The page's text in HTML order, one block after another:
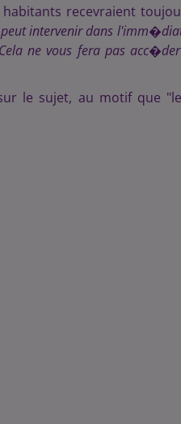
recevraient
intervenir dans
ne vous fera pas
le sujet, au motif que